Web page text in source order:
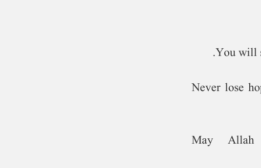
You will
Never lose
May Allah